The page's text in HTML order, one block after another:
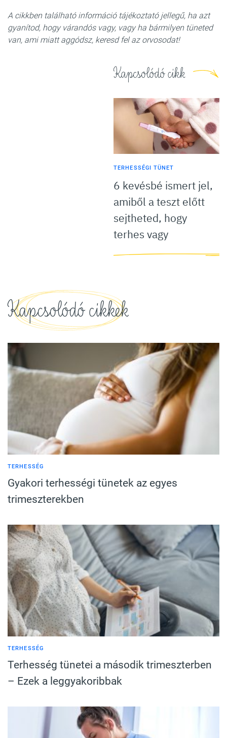
A cikkben található információ tájékoztató jellegű, ha azt
gyanítod, hogy várandós vagy, vagy ha bármilyen tüneted
van, ami miatt aggódsz, keresd fel az orvosodat!
Kapcsolódó cikk
TERHESSÉGI TÜNET
6 kevésbé ismert jel,
amiből a teszt előtt
sejtheted, hogy
terhes vagy
Kapcsolódó cikkek
TERHESSÉG
Gyakori terhességi tünetek az egyes
trimeszterekben
TERHESSÉG
Terhesség tünetei a második trimeszterben
– Ezek a leggyakoribbak